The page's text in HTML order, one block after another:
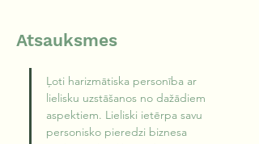
Atsauksmes
Ļoti harizmātiska personība ar
lielisku uzstāšanos no dažādiem
aspektiem. Lieliski ietērpa savu
personisko pieredzi biznesa